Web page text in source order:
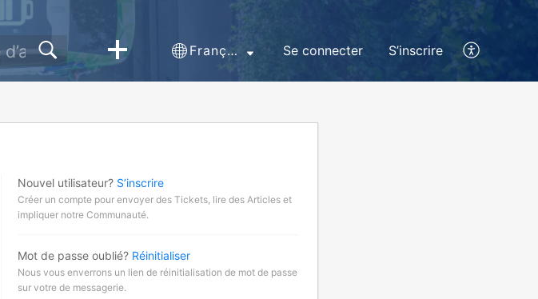
Français (France) Se connecter S’inscrire
Nouvel utilisateur? S’inscrire
Créer un compte pour envoyer des Tickets, lire des Articles et
impliquer notre Communauté.
Mot de passe oublié? Réinitialiser
Nous vous enverrons un lien de réinitialisation de mot de passe
sur votre de messagerie.